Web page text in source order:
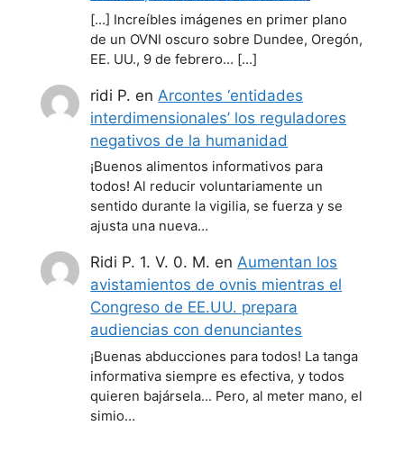
[…] Increíbles imágenes en primer plano
de un OVNI oscuro sobre Dundee, Oregón,
EE. UU., 9 de febrero… […]
ridi P. en Arcontes ‘entidades
interdimensionales’ los reguladores
negativos de la humanidad
¡Buenos alimentos informativos para
todos! Al reducir voluntariamente un
sentido durante la vigilia, se fuerza y se
ajusta una nueva…
Ridi P. 1. V. 0. M. enAumentan los
avistamientos de ovnis mientras el
Congreso de EE.UU. prepara
audiencias con denunciantes
¡Buenas abducciones para todos! La tanga
informativa siempre es efectiva, y todos
quieren bajársela... Pero, al meter mano, el
simio…